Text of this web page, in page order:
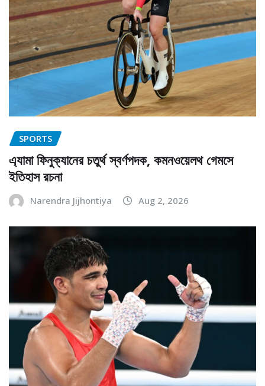
SPORTS
এ্যামা ফিনুক্যানের চতুর্থ স্বর্ণপদক, কমনওয়েলথ গেমসে
ইতিহাস রচনা
Narendra Jijhontiya Aug 2, 2026